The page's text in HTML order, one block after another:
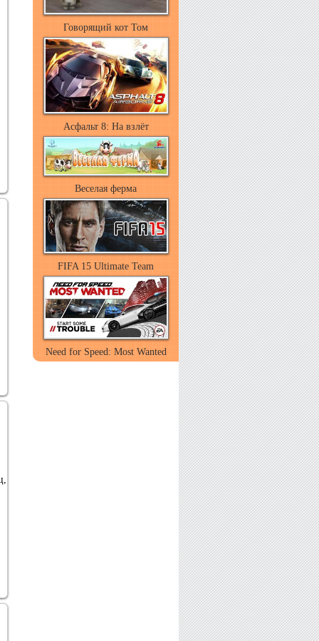
Говорящий кот Том
Асфальт 8: На взлёт
Веселая ферма
FIFA 15 Ultimate Team
Need for Speed: Most Wanted